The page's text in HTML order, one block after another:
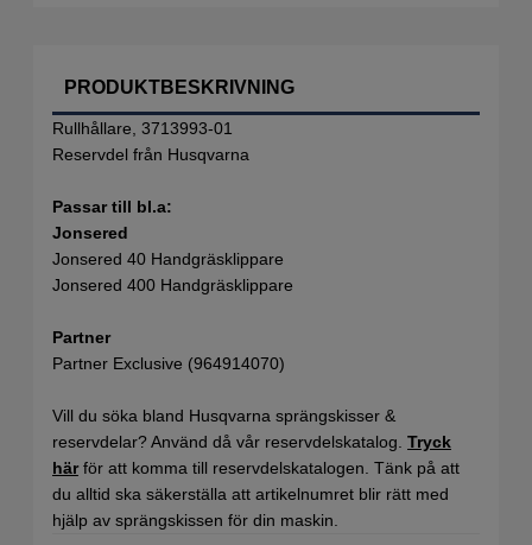
PRODUKTBESKRIVNING
Rullhållare, 3713993-01
Reservdel från Husqvarna
Passar till bl.a:
Jonsered
Jonsered 40 Handgräsklippare
Jonsered 400 Handgräsklippare
Partner
Partner Exclusive (964914070)
Vill du söka bland Husqvarna sprängskisser &
reservdelar? Använd då vår reservdelskatalog. Tryck
härför att komma till reservdelskatalogen. Tänk på att
du alltid ska säkerställa att artikelnumret blir rätt med
hjälp av sprängskissen för din maskin.